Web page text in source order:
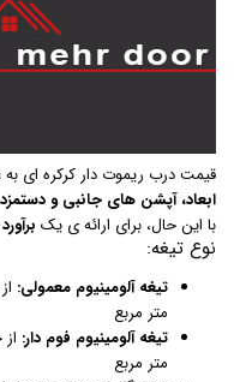
قیمت درب ریموت دار کرکره ای به
ابعاد، آپشن های جانبی و
با این حال، برای ارائه ی یک
نوع تیغه:
تیغه آلومینیوم معمولی:
متر مربع
تیغه آلومینیوم فوم دار:
متر مربع